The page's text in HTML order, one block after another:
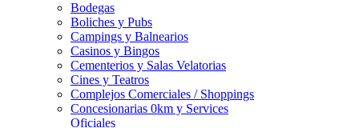
Bodegas
Boliches y Pubs
Campings y Balnearios
Casinos y Bingos
Cementerios y Salas Velatorias
Cines y Teatros
Complejos Comerciales / Shoppings
Concesionarias 0km y Services
Oficiales